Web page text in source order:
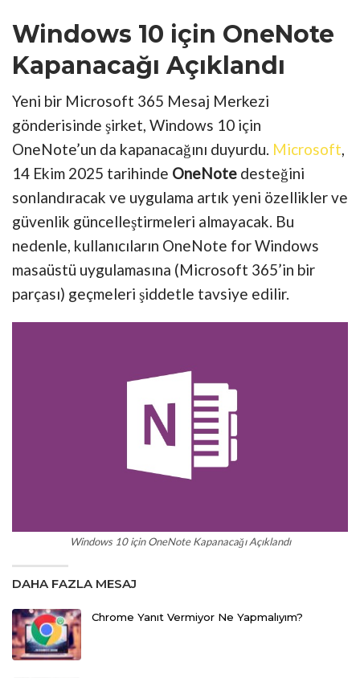
Windows 10 için OneNote
Kapanacağı Açıklandı
Yeni bir Microsoft 365 Mesaj Merkezi
gönderisinde şirket, Windows 10 için
OneNote’un da kapanacağını duyurdu. Microsoft,
14 Ekim 2025 tarihinde OneNote desteğini
sonlandıracak ve uygulama artık yeni özellikler ve
güvenlik güncelleştirmeleri almayacak. Bu
nedenle, kullanıcıların OneNote for Windows
masaüstü uygulamasına (Microsoft 365’in bir
parçası) geçmeleri şiddetle tavsiye edilir.
Windows 10 için OneNote Kapanacağı Açıklandı
DAHA FAZLA MESAJ
Chrome Yanıt Vermiyor Ne Yapmalıyım?